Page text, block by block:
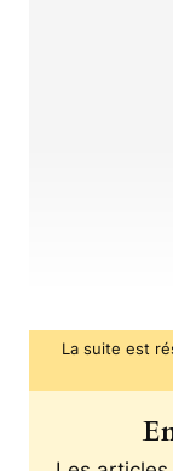
La suite est